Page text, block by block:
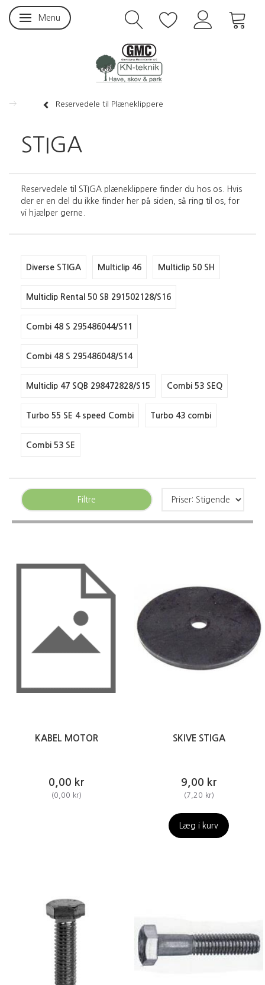
Skifte navigation
Menu
Reservedele til Plæneklippere
STIGA
Reservedele til STIGA plæneklippere finder du hos os. Hvis
der er en del du ikke finder her på siden, så ring til os, for
vi hjælper gerne.
Diverse STIGA Multiclip 46 Multiclip 50 SH
Multiclip Rental 50 SB 291502128/S16
Combi 48 S 295486044/S11
Combi 48 S 295486048/S14
Multiclip 47 SQB 298472828/S15 Combi 53 SEQ
Turbo 55 SE 4 speed Combi Turbo 43 combi
Combi 53 SE
Filtre
KABEL MOTOR
0,00 kr
(0,00 kr)
SKIVE STIGA
9,00 kr
(7,20 kr)
Læg i kurv